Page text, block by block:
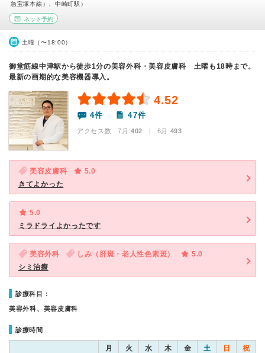
急宝塚本線）、中崎町駅）
ネット予約
土曜（〜18:00）
御堂筋線中津駅から徒歩1分の美容外科・美容皮膚科 土曜も18時まで。
最新の画期的な美容機器導入。
4.52
4件 47件
アクセス数 7月:402 | 6月:493
美容皮膚科
5.0
きてよかった
5.0
ミラドライよかったです
美容外科 しみ（肝斑・老人性色素斑）
5.0
シミ治療
診療科目：
美容外科、美容皮膚科
診療時間
月 火 水 木 金 土 日 祝